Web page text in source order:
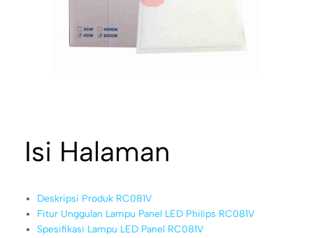
Isi Halaman
Deskripsi Produk RC081V
Fitur Unggulan Lampu Panel LED Philips RC081V
Spesifikasi Lampu LED Panel RC081V